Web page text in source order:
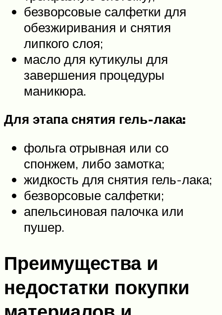
безворсовые салфетки для
обезжиривания и снятия
липкого слоя;
масло для кутикулы для
завершения процедуры
маникюра.
Для этапа снятия гель-лака:
фольга отрывная или со
спонжем, либо замотка;
жидкость для снятия гель-лака;
безворсовые салфетки;
апельсиновая палочка или
пушер.
Преимущества и
недостатки покупки